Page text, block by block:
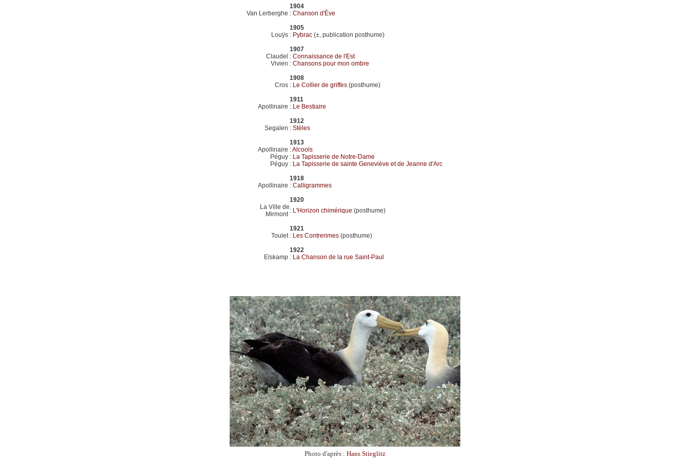
1904
Van Lerberghe : Chanson d'Ève
1905
Louÿs : Pybrac (±, publication posthume)
1907
Claudel : Connaissance de l'Est
Vivien : Chansons pour mon ombre
1908
Cros : Le Collier de griffes (posthume)
1911
Apollinaire : Le Bestiaire
1912
Segalen : Stèles
1913
Apollinaire :Alcools
Péguy : La Tapisserie de Notre-Dame
Péguy : La Tapisserie de sainte Geneviève et de Jeanne d'Arc
1918
Apollinaire : Calligrammes
1920
La Ville de
Mirmont : L'Horizon chimérique (posthume)
1921
Toulet : Les Contrerimes (posthume)
1922
Elskamp : La Chanson de la rue Saint-Paul
Photo d'après : Hans Stieglitz